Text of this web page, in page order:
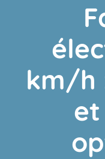
km/h
et